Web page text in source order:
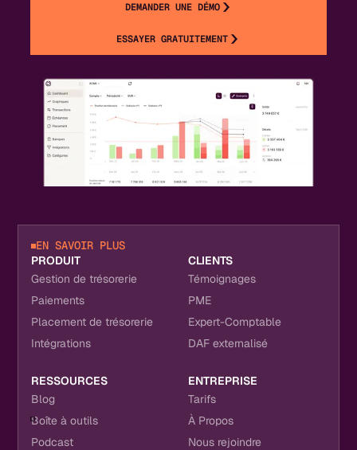
DEMANDER UNE DÉMO
ESSAYER GRATUITEMENT
EN SAVOIR PLUS
PRODUIT
Gestion de trésorerie
Paiements
Placement de trésorerie
Intégrations
CLIENTS
Témoignages
PME
Expert-Comptable
DAF externalisé
RESSOURCES
Blog
Boîte à outils
Podcast
ENTREPRISE
Tarifs
À Propos
Nous rejoindre